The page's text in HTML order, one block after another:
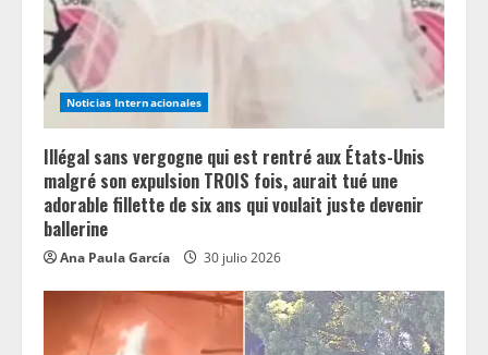
Noticias Internacionales
Illégal sans vergogne qui est rentré aux États-Unis
malgré son expulsion TROIS fois, aurait tué une
adorable fillette de six ans qui voulait juste devenir
ballerine
Ana Paula García 30 julio 2026